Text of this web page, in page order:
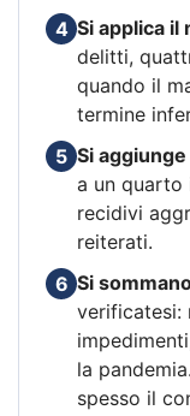
4 Si applica il
delitti,
quando il
termine
5 Si
a un quarto
recidivi
reiterati.
6 Si
verificatesi:
la
spesso il